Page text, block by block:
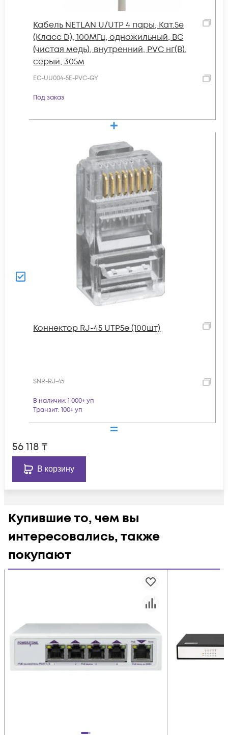
Кабель NETLAN U/UTP 4 пары, Кат.5e
(Класс D), 100МГц, одножильный, BC
(чистая медь), внутренний, PVC нг(B),
серый, 305м
EC-UU004-5E-PVC-GY
Под заказ
Коннектор RJ-45 UTP5e (100шт)
SNR-RJ-45
В наличии: 1 000+ уп
Транзит: 100+ уп
56 118 ₸
В корзину
Купившие то, чем вы
интересовались, также
покупают